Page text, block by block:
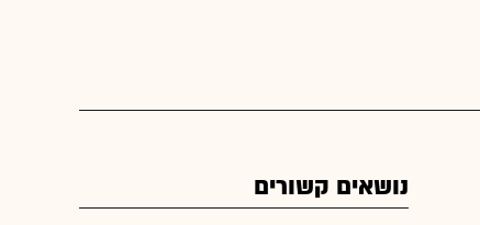
נושאים קשורים